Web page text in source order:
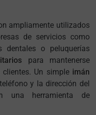
ampliamente utilizados
de servicios como
dentales o peluquerías
para mantenerse
Un simple imán
y la dirección del
una herramienta de